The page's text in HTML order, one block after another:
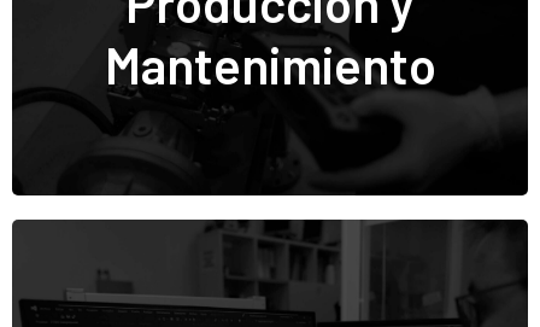
Mantenimiento
Mantenimiento y resolución de averías.
Instalaciones de líneas de fabricación nuevas o movimiento de líneas existentes.
Retrofit de cuadros eléctricos con componentes obsoletos.